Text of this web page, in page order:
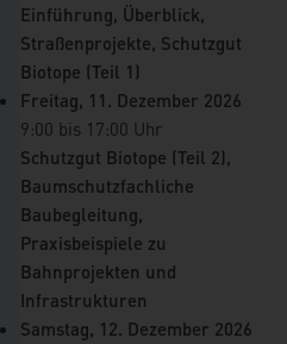
Veranstaltungen mit
dieser Dozentin
finden
mit diesem
finden
Einführung, Überblick,
Straßenprojekte, Schutzgut
Biotope (Teil 1)
Freitag, 11. Dezember 2026
9:00 bis 17:00 Uhr
Schutzgut Biotope (Teil 2),
Baumschutzfachliche
Baubegleitung,
Praxisbeispiele zu
Bahnprojekten und
Infrastrukturen
Samstag, 12. Dezember 2026